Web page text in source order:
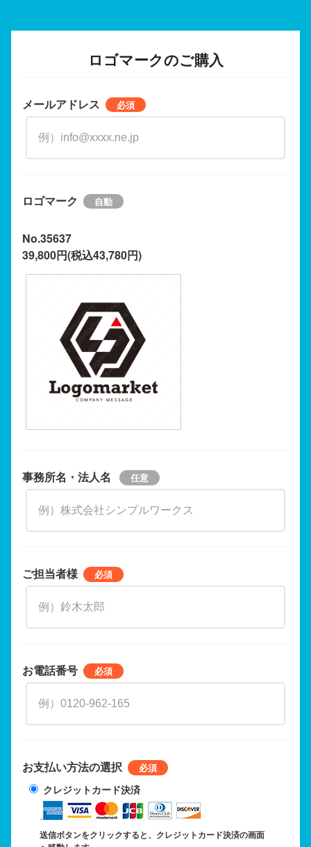
ロゴマークのご購入
メールアドレス
ロゴマーク
No.35637
39,800円(税込43,780円)
事務所名・法人名
ご担当者様
お電話番号
お支払い方法の選択
クレジットカード決済
送信ボタンをクリックすると、クレジットカード決済の画面